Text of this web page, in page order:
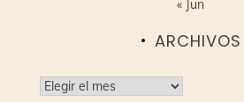
« Jun
ARCHIVOS
Archivos